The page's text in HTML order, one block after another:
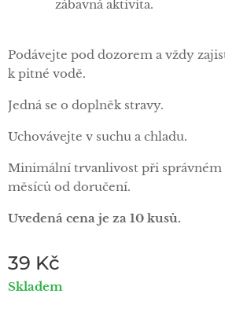
zábavná aktivita.
Podávejte pod dozorem a vždy
k pitné vodě.
Jedná se o doplněk stravy.
Uchovávejte v suchu a chladu.
Minimální trvanlivost při správném
měsíců od doručení.
Uvedená cena je za 10 kusů.
39 Kč
Skladem